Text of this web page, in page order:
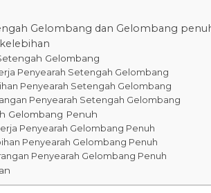
Gelombang dan Gelombang
Gelombang
Penyearah Setengah Gelombang
Penyearah Setengah Gelombang
Penyearah Setengah Gelombang
Gelombang Penuh
Penyearah Gelombang Penuh
Penyearah Gelombang Penuh
Penyearah Gelombang Penuh